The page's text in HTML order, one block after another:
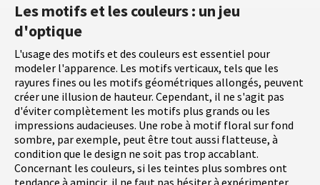
Les motifs et les couleurs : un jeu
d'optique
L'usage des motifs et des couleurs est essentiel pour
modeler l'apparence. Les motifs verticaux, tels que les
rayures fines ou les motifs géométriques allongés, peuvent
créer une illusion de hauteur. Cependant, il ne s'agit pas
d'éviter complètement les motifs plus grands ou les
impressions audacieuses. Une robe à motif floral sur fond
sombre, par exemple, peut être tout aussi flatteuse, à
condition que le design ne soit pas trop accablant.
Concernant les couleurs, si les teintes plus sombres ont